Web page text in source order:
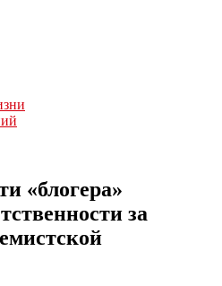
«блогера»
за